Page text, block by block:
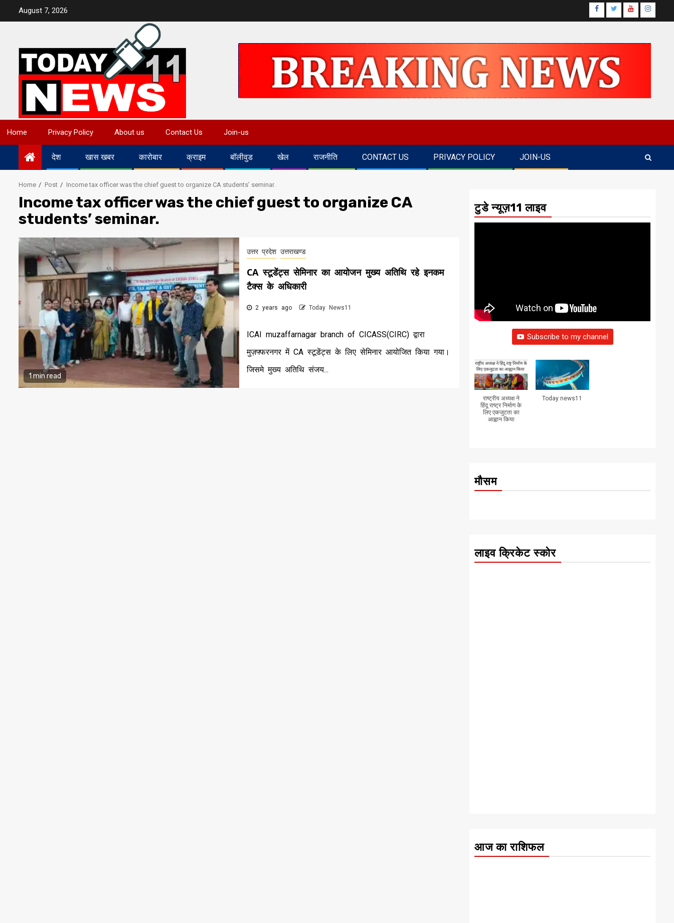
August 7, 2026 Facebook
TwitterYoutube
Home Privacy Policy About us Contact Us Join-us
देश खास खबर कारोबार क्राइम बॉलीवुड खेल राजनीति CONTACT US PRIVACY POLICY JOIN-US
Home Post Income tax officer was the chief guest to organize CA students’ seminar.
Income tax officer was the chief guest to organize CA
students’ seminar.
1 min read
उत्तर प्रदेश उत्तराखण्ड
CA स्टूडेंट्स सेमिनार का आयोजन मुख्य अतिथि रहे इनकम
टैक्स के अधिकारी
2 years ago Today News11
ICAI muzaffarnagar branch of CICASS(CIRC) द्वारा
मुज़फ्फरनगर में CA स्टूडेंट्स के लिए सेमिनार आयोजित किया गया।
जिसमे मुख्य अतिथि संजय...
टुडे न्यूज़11 लाइव
Subscribe to my channel
राष्ट्रीय अध्यक्ष ने
हिंदू राष्ट्र निर्माण के
लिए एकजुटता का
आह्वान किया
Today news11
मौसम
लाइव क्रिकेट स्कोर
आज का राशिफल